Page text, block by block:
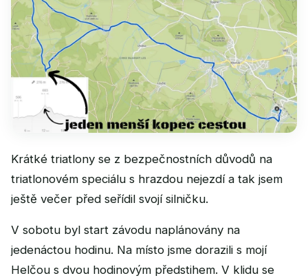
Krátké triatlony se z bezpečnostních důvodů na
triatlonovém speciálu s hrazdou nejezdí a tak jsem
ještě večer před seřídil svojí silničku.
V sobotu byl start závodu naplánovány na
jedenáctou hodinu. Na místo jsme dorazili s mojí
Helčou s dvou hodinovým předstihem. V klidu se